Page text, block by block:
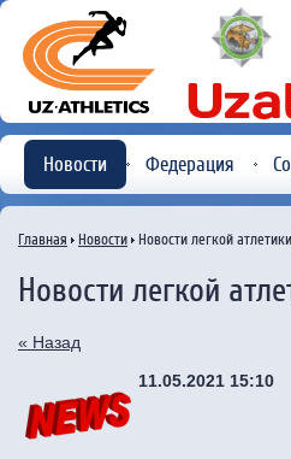
Новости Федерация
Главная Новости Новости легкой атлетики
Новости легкой
« Назад
11.05.2021 15:10